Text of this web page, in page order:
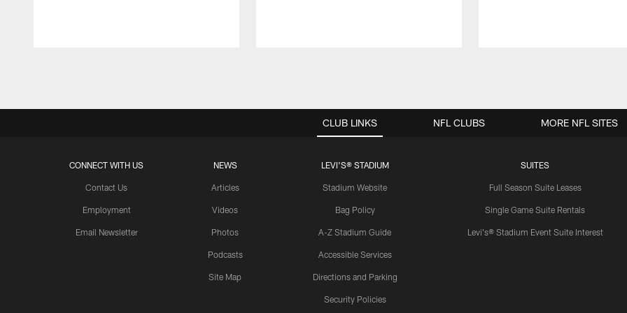
CLUB LINKS
CONNECT WITH US
Contact Us
Employment
Email Newsletter
NEWS
Articles
Videos
Photos
Podcasts
Site Map
LEVI'S® STADIUM
Stadium Website
Bag Policy
A-Z Stadium Guide
Accessible Services
Directions and Parking
Security Policies
SUITES
Full Season Suite Leases
Single Game Suite Rentals
Levi's® Stadium Event Suite Interest
NFL CLUBS MORE NFL SITES